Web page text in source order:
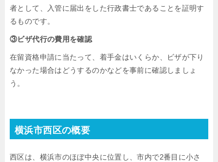
者として、入管に届出をした行政書士であることを証明す
るものです。
③ビザ代行の費用を確認
在留資格申請に当たって、着手金はいくらか、ビザが下り
なかった場合はどうするのかなどを事前に確認しましょ
う。
横浜市西区の概要
西区は、横浜市のほぼ中央に位置し、市内で2番目に小さ